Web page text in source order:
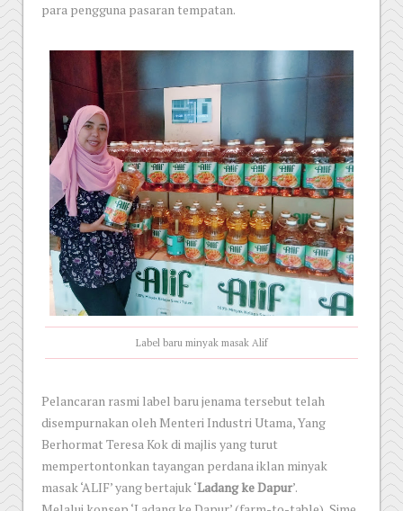
para pengguna pasaran tempatan.
Label baru minyak masak Alif
Pelancaran rasmi label baru jenama tersebut telah
disempurnakan oleh Menteri Industri Utama, Yang
Berhormat Teresa Kok di majlis yang turut
mempertontonkan tayangan perdana iklan minyak
masak ‘ALIF’ yang bertajuk ‘Ladang ke Dapur’.